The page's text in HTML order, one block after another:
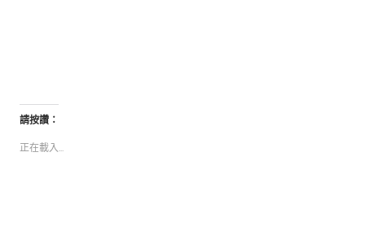
請按讚：
正在載入...